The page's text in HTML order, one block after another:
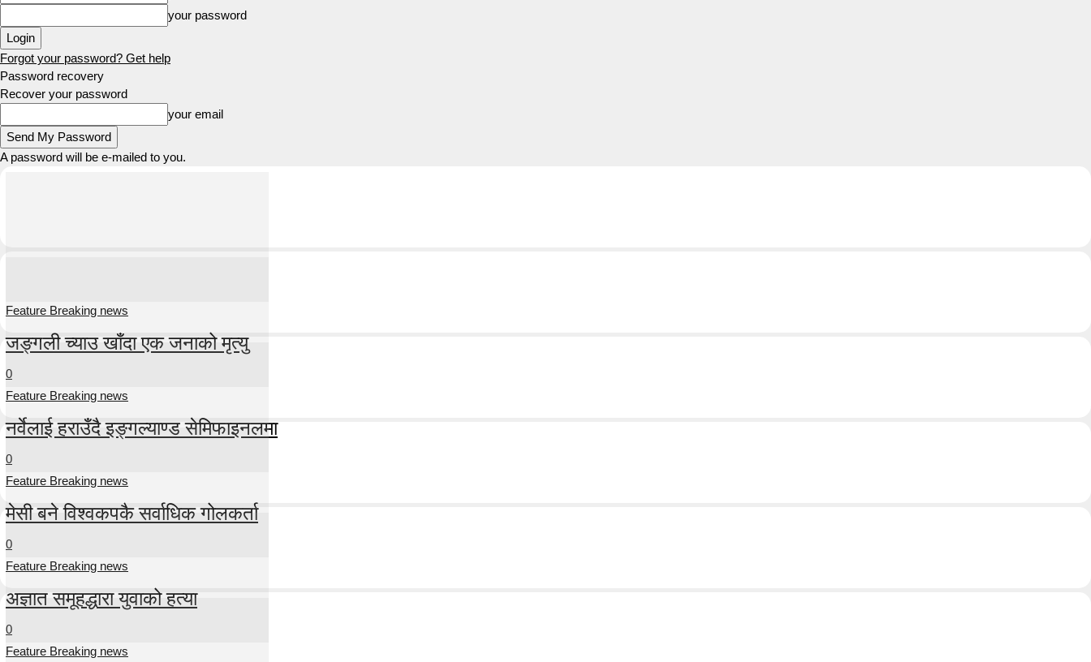
your password
Forgot your password? Get help
Password recovery
Recover your password
your email
A password will be e-mailed to you.
Feature Breaking news
जङ्गली च्याउ खाँदा एक जनाको मृत्यु
0
Feature Breaking news
नर्वेलाई हराउँदै इङ्गल्याण्ड सेमिफाइनलमा
0
Feature Breaking news
मेसी बने विश्वकपकै सर्वाधिक गोलकर्ता
0
Feature Breaking news
अज्ञात समूहद्धारा युवाको हत्या
0
Feature Breaking news